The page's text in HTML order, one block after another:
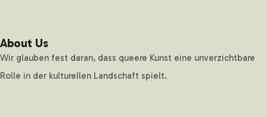
About Us
Wir glauben fest daran, dass queere Kunst eine unverzichtbare
Rolle in der kulturellen Landschaft spielt.